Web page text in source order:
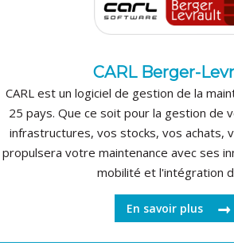
CARL Berger-
CARL est un logiciel de gestion de la
25 pays. Que ce soit pour la gestion de
infrastructures, vos stocks, vos achats,
propulsera votre maintenance avec ses
mobilité et l'intégration
En savoir plus